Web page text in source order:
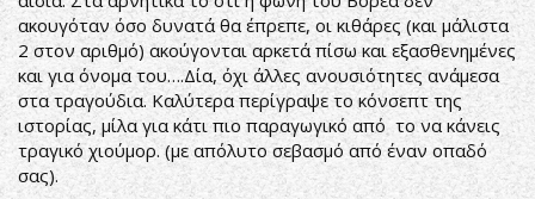
ακουγόταν όσο δυνατά θα έπρεπε, οι κιθάρες (και μάλιστα
2 στον αριθμό) ακούγονται αρκετά πίσω και εξασθενημένες
και για όνομα του….Δία, όχι άλλες ανουσιότητες ανάμεσα
στα τραγούδια. Καλύτερα περίγραψε το κόνσεπτ της
ιστορίας, μίλα για κάτι πιο παραγωγικό από το να κάνεις
τραγικό χιούμορ. (με απόλυτο σεβασμό από έναν οπαδό
σας).